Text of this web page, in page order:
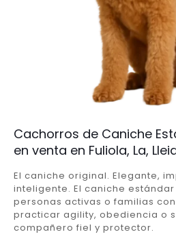
Cachorros de Caniche
en venta en Fuliola, La,
El caniche original. Elegante,
inteligente. El caniche
personas activas o familias
practicar agility, obediencia o
compañero fiel y protector.